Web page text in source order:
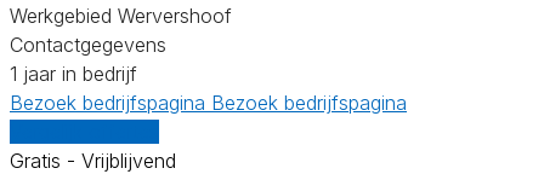
Werkgebied Wervershoof
Contactgegevens
1 jaar in bedrijf
Bezoek bedrijfspagina Bezoek bedrijfspagina
Gratis - Vrijblijvend